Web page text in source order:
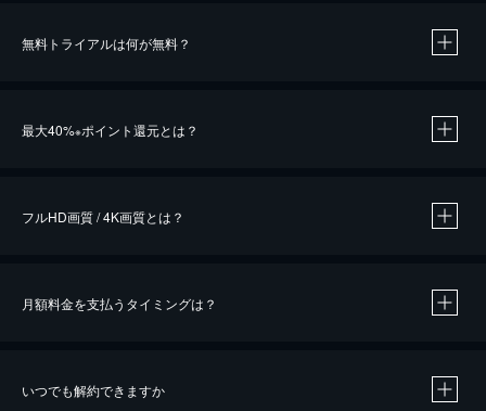
無料トライアルは何が無料？
最大40%※ポイント還元とは？
※40％ポイント還元の対象は、クレジットカード決済による作品の購入 / レンタルです。
フルHD画質 / 4K画質とは？
月額料金を支払うタイミングは？
いつでも解約できますか